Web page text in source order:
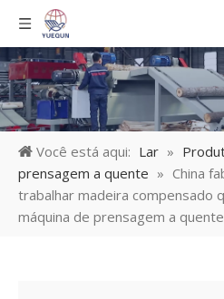
Você está aqui: Lar »
prensagem a quente » China
trabalhar madeira compensado
máquina de prensagem a